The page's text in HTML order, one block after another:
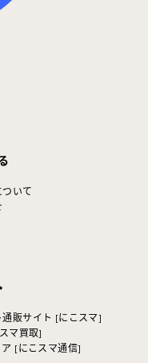
いて
販サイト [にこスマ]
マ買取]
[にこスマ通信]